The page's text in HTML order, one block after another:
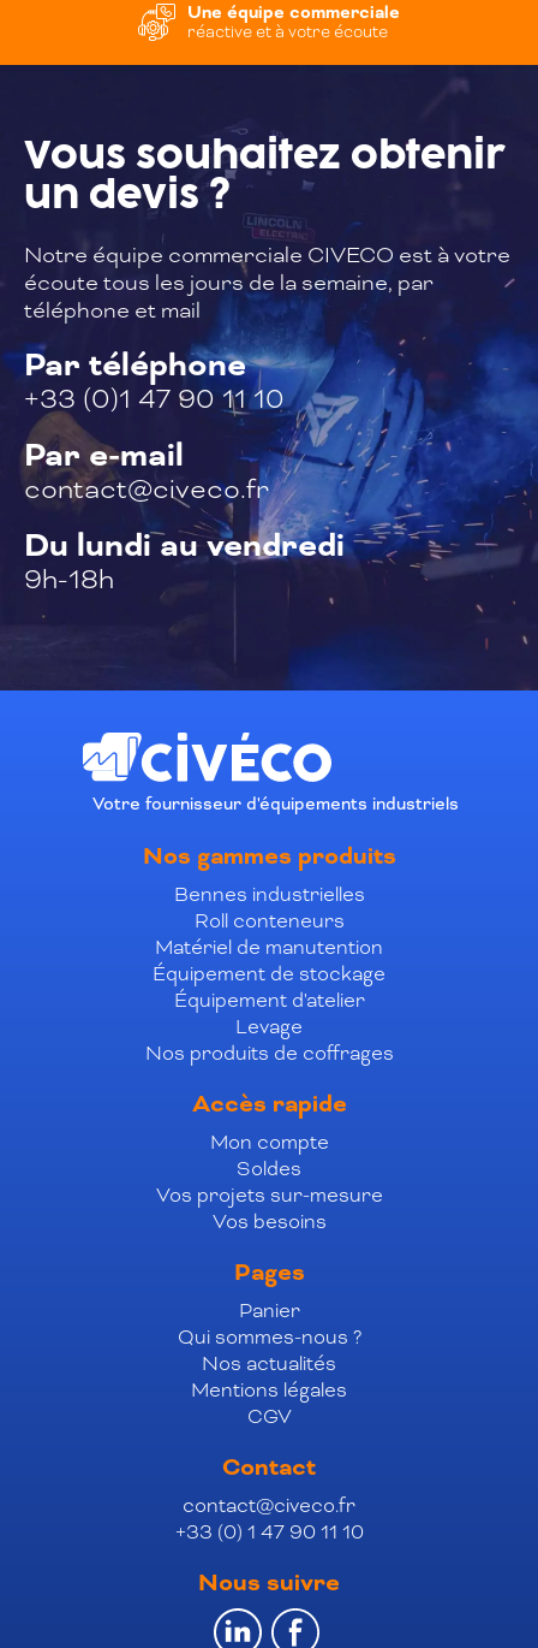
Une équipe commerciale
réactive et à votre écoute
Vous souhaitez obtenir
un devis ?
Notre équipe commerciale CIVECO est àvotre
écoute tous les jours de la semaine, par
téléphone et mail
Par téléphone
+33 (0)1 47 90 11 10
Par e-mail
contact@civeco.fr
Du lundi au vendredi
9h-18h
Votre fournisseur d'équipements industriels
Nos gammes produits
Bennes industrielles
Roll conteneurs
Matériel de manutention
Équipement de stockage
Équipement d'atelier
Levage
Nos produits de coffrages
Accès rapide
Mon compte
Soldes
Vos projets sur-mesure
Vos besoins
Pages
Panier
Qui sommes-nous ?
Nos actualités
Mentions légales
CGV
Contact
contact@civeco.fr
+33 (0) 1 47 90 11 10
Nous suivre